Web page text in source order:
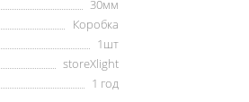
30мм
Коробка
1шт
storeXlight
1 год